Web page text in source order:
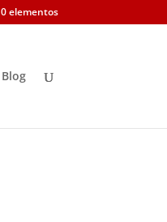
0 elementos
Blog